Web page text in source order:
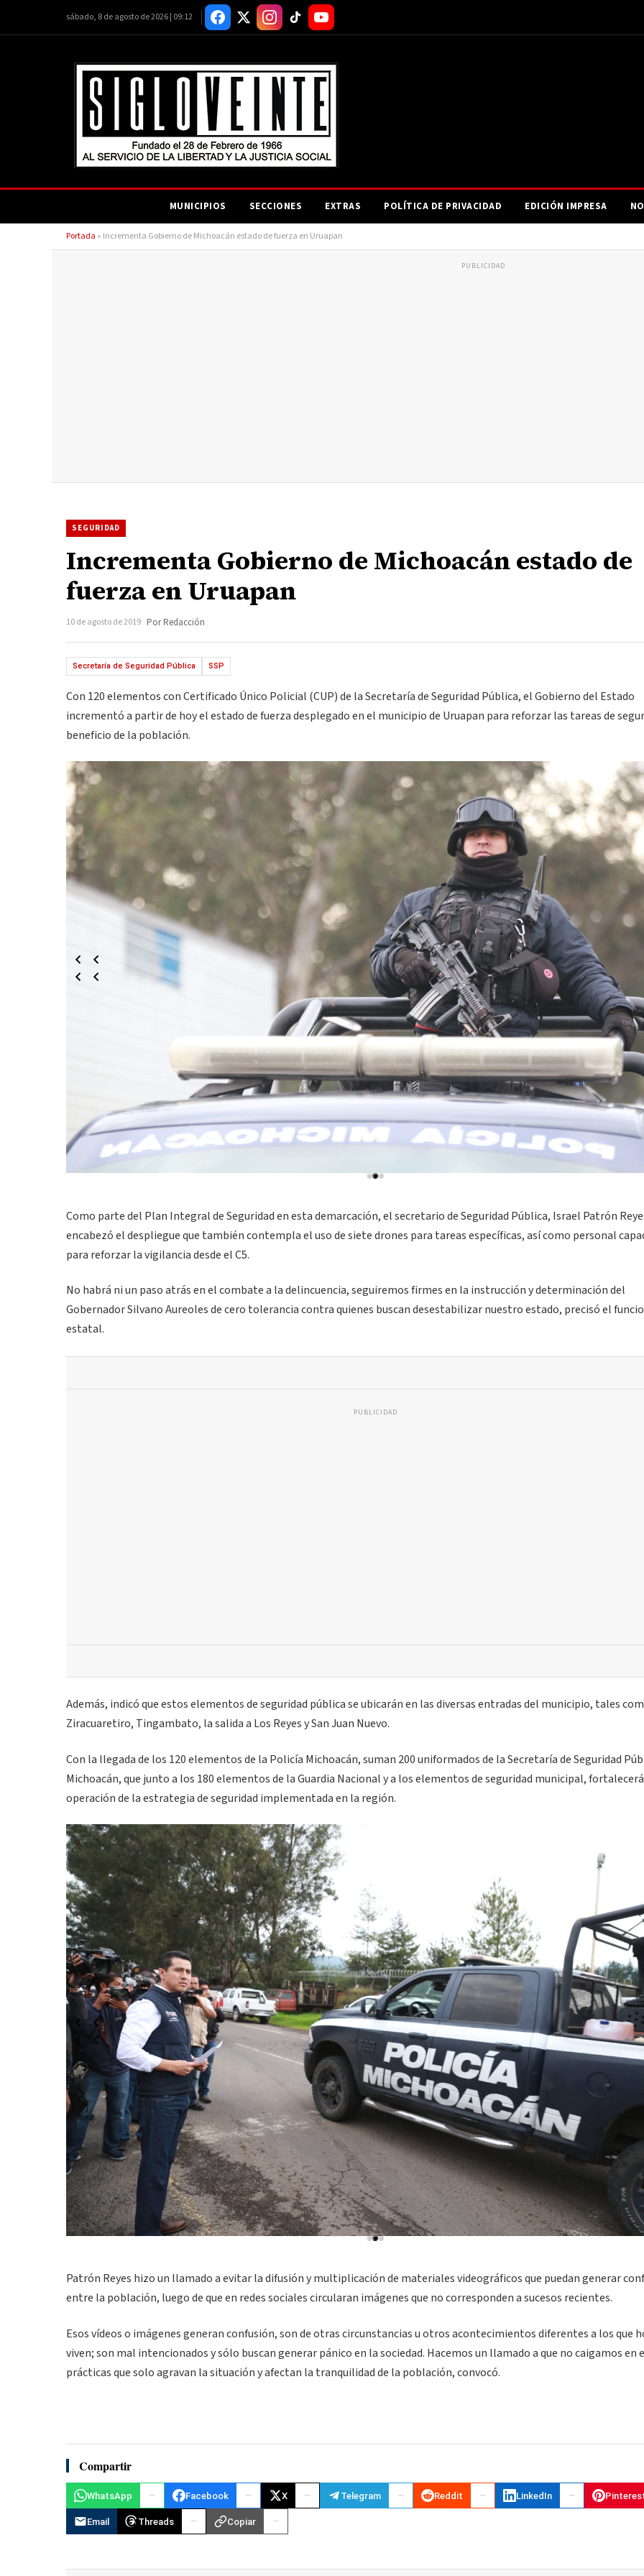
sábado, 8 de agosto de 2026 | 09:12
MUNICIPIOS SECCIONES EXTRAS POLÍTICA DE PRIVACIDAD EDICIÓN IMPRESA
Portada » Incrementa Gobierno de Michoacán estado de fuerza en Uruapan
PUBLICIDAD
SEGURIDAD
Incrementa Gobierno de Michoacán estado de
fuerza en Uruapan
10 de agosto de 2019 Por Redacción
Secretaría de Seguridad Pública SSP
Con 120 elementos con Certificado Único Policial (CUP) de la Secretaría de Seguridad Pública, el Gobierno del Estado
incrementó a partir de hoy el estado de fuerza desplegado en el municipio de Uruapan para reforzar las tareas de
beneficio de la población.
Como parte del Plan Integral de Seguridad en esta demarcación, el secretario de Seguridad Pública, Israel Patrón
encabezó el despliegue que también contempla el uso de siete drones para tareas específicas, así como personal
para reforzar la vigilancia desde el C5.
No habrá ni un paso atrás en el combate a la delincuencia, seguiremos firmes en la instrucción y determinación del
Gobernador Silvano Aureoles de cero tolerancia contra quienes buscan desestabilizar nuestro estado, precisó el
estatal.
PUBLICIDAD
Además, indicó que estos elementos de seguridad pública se ubicarán en las diversas entradas del municipio, tales
Ziracuaretiro, Tingambato, la salida a Los Reyes y San Juan Nuevo.
Con la llegada de los 120 elementos de la Policía Michoacán, suman 200 uniformados de la Secretaría de Seguridad
Michoacán, que junto a los 180 elementos de la Guardia Nacional y a los elementos de seguridad municipal,
operación de la estrategia de seguridad implementada en la región.
Patrón Reyes hizo un llamado a evitar la difusión y multiplicación de materiales videográficos que puedan generar
entre la población, luego de que en redes sociales circularan imágenes que no corresponden a sucesos recientes.
Esos vídeos o imágenes generan confusión, son de otras circunstancias u otros acontecimientos diferentes a los que
viven; son mal intencionados y sólo buscan generar pánico en la sociedad. Hacemos un llamado a que no caigamos en
prácticas que solo agravan la situación y afectan la tranquilidad de la población, convocó.
Compartir
WhatsApp Facebook X Telegram Reddit LinkedIn
Email Threads Copiar